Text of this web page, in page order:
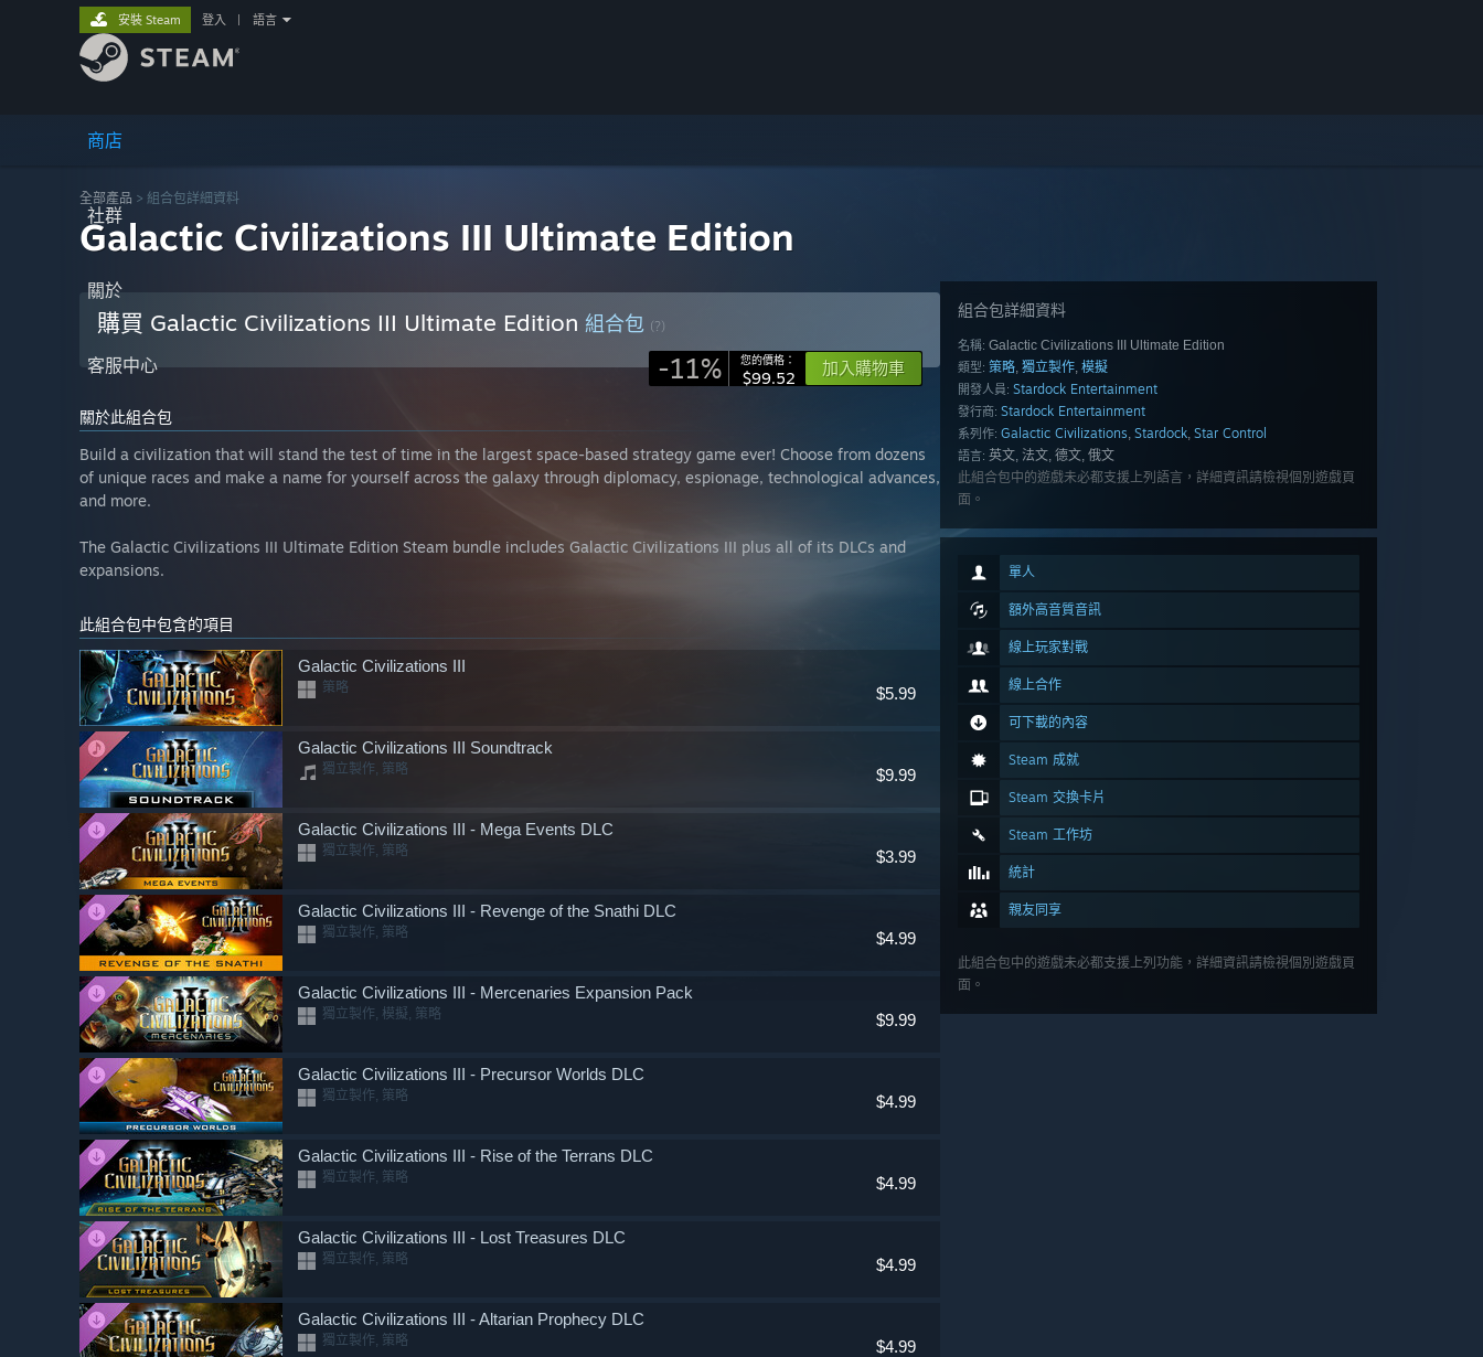
商店
社群
關於
客服中心
安裝 Steam 登入 語言
全部產品 > 組合包詳細資料
Galactic Civilizations III Ultimate Edition
購買 Galactic Civilizations III Ultimate Edition 組合包 (?)
-11% 您的價格：
$99.52 加入購物車
關於此組合包
Build a civilization that will stand the test of time in the largest space-based strategy game ever! Choose from dozens
of unique races and make a name for yourself across the galaxy through diplomacy, espionage, technological advances,
and more.
The Galactic Civilizations III Ultimate Edition Steam bundle includes Galactic Civilizations III plus all of its DLCs and
expansions.
此組合包中包含的項目
$5.99
Galactic Civilizations III
策略
$9.99
Galactic Civilizations III Soundtrack
獨立製作, 策略
$3.99
Galactic Civilizations III - Mega Events DLC
獨立製作, 策略
$4.99
Galactic Civilizations III - Revenge of the Snathi DLC
獨立製作, 策略
$9.99
Galactic Civilizations III - Mercenaries Expansion Pack
獨立製作, 模擬, 策略
$4.99
Galactic Civilizations III - Precursor Worlds DLC
獨立製作, 策略
$4.99
Galactic Civilizations III - Rise of the Terrans DLC
獨立製作, 策略
$4.99
Galactic Civilizations III - Lost Treasures DLC
獨立製作, 策略
$4.99
Galactic Civilizations III - Altarian Prophecy DLC
獨立製作, 策略
組合包詳細資料
名稱: Galactic Civilizations III Ultimate Edition
類型: 策略, 獨立製作, 模擬
開發人員: Stardock Entertainment
發行商: Stardock Entertainment
系列作: Galactic Civilizations, Stardock, Star Control
語言: 英文, 法文, 德文, 俄文
此組合包中的遊戲未必都支援上列語言，詳細資訊請檢視個別遊戲頁
面。
單人
額外高音質音訊
線上玩家對戰
線上合作
可下載的內容
Steam 成就
Steam 交換卡片
Steam 工作坊
統計
親友同享
此組合包中的遊戲未必都支援上列功能，詳細資訊請檢視個別遊戲頁
面。